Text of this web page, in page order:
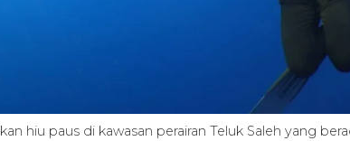
hiu paus di kawasan perairan Teluk Saleh yang